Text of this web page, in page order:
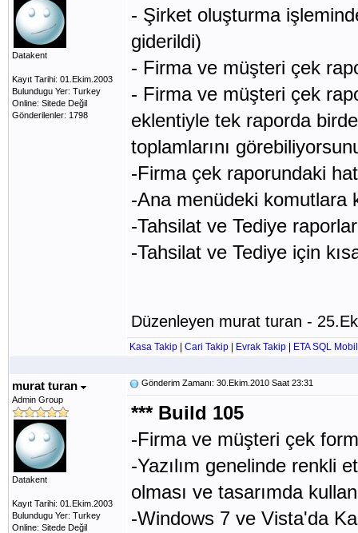
Datakent
Kayıt Tarihi: 01.Ekim.2003
Bulundugu Yer: Turkey
Online: Sitede Değil
Gönderilenler: 1798
- Şirket oluşturma
giderildi)
- Firma ve müşteri çek
- Firma ve müşteri çek
eklentiyle tek raporda
toplamlarını
-Firma çek raporundaki
-Ana menüdeki komutlara
-Tahsilat ve Tediye
-Tahsilat ve Tediye için
Düzenleyen murat turan -
Kasa Takip Cari Takip Evrak Takip ETA SQL Mobil
murat turan
Admin Group
Datakent
Kayıt Tarihi: 01.Ekim.2003
Bulundugu Yer: Turkey
Online: Sitede Değil
Gönderim Zamanı: 30.Ekim.2010 Saat 23:31
*** Build 105
-Firma ve müşteri çek
-Yazılım genelinde renkli
olması ve tasarımda
-Windows 7 ve Vista'da